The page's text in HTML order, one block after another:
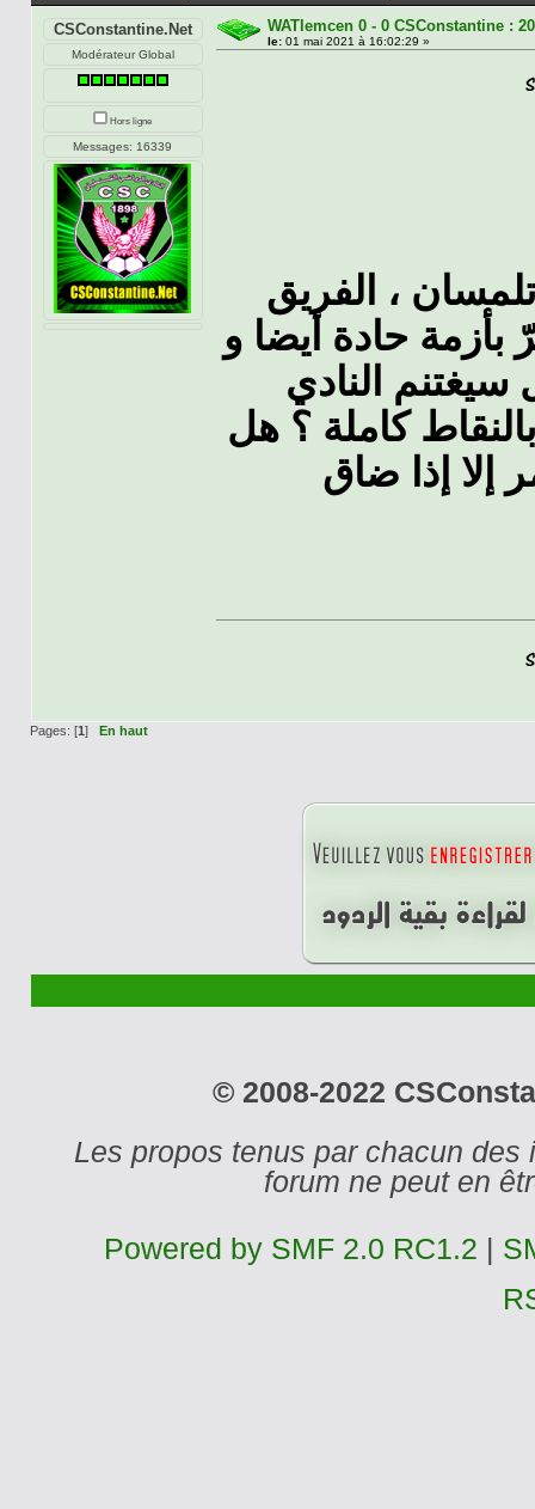
CSConstantine.Net
Modérateur Global
Hors ligne
Messages: 16339
WATlemcen 0 - 0 CSConstantine :
le: 01 mai 2021 à 16:02:29 »
، الفريق
بأزمة حادة أيضا و
النادي
كاملة ؟ هل
إلا إذا ضاق
Pages: [1] En haut
© 2008-2022
Les propos tenus par chacun
forum ne peut en
Powered by SMF 2.0 RC1.2 |